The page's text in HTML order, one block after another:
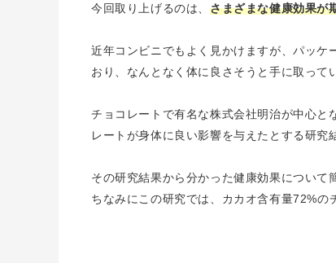
今回取り上げるのは、 さまざまな健康効果が
近年コンビニでもよく見かけますが、パッ
おり、なんとなく体に良さそうと手に取って
チョコレートで有名な株式会社明治が中心と
レートが身体に良い影響を与えたとする研究
その研究結果から分かった健康効果について
ちなみにこの研究では、カカオ含有量72%の